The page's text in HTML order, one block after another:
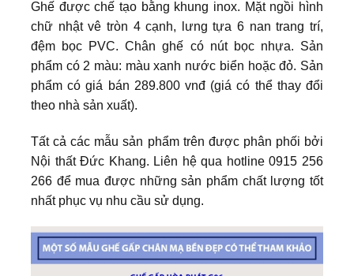
Ghế được chế tạo bằng khung inox. Mặt ngồi hình
chữ nhật vê tròn 4 cạnh, lưng tựa 6 nan trang trí,
đệm bọc PVC. Chân ghế có nút bọc nhựa. Sản
phẩm có 2 màu: màu xanh nước biển hoặc đỏ. Sản
phẩm có giá bán 289.800 vnđ (giá có thể thay đổi
theo nhà sản xuất).
Tất cả các mẫu sản phẩm trên được phân phối bởi
Nội thất Đức Khang. Liên hệ qua hotline 0915 256
266 để mua được những sản phẩm chất lượng tốt
nhất phục vụ nhu cầu sử dụng.